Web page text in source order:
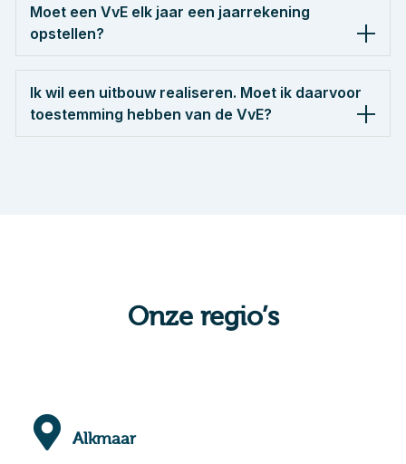
Moet een VvE elk jaar een jaarrekening
opstellen?
Ik wil een uitbouw realiseren. Moet ik daarvoor
toestemming hebben van de VvE?
Onze regio’s
Alkmaar